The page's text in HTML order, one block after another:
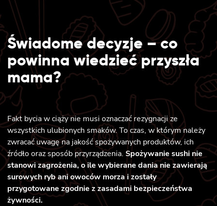
Świadome decyzje – co
powinna wiedzieć przyszła
mama?
Fakt bycia w ciąży nie musi oznaczać rezygnacji ze
wszystkich ulubionych smaków. To czas, w którym należy
zwracać uwagę na jakość spożywanych produktów, ich
źródło oraz sposób przyrządzenia. Spożywanie sushi nie
stanowi zagrożenia, o ile wybierane dania nie zawierają
surowych ryb ani owoców morza i zostały
przygotowane zgodnie z zasadami bezpieczeństwa
żywności.